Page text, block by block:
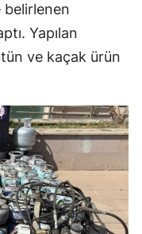
belirlenen
Yapılan
ve kaçak ürün